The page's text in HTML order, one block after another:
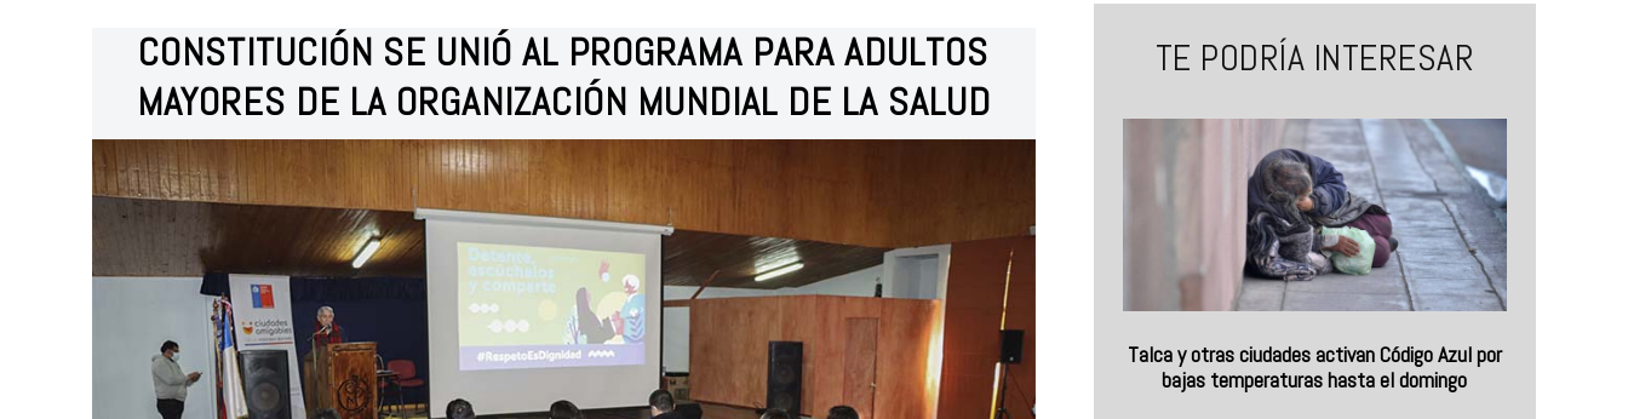
CONSTITUCIÓN SE UNIÓ AL PROGRAMA PARA ADULTOS
MAYORES DE LA ORGANIZACIÓN MUNDIAL DE LA SALUD
TE PODRÍA INTERESAR
Talca y otras ciudades activan Código Azul por
bajas temperaturas hasta el domingo